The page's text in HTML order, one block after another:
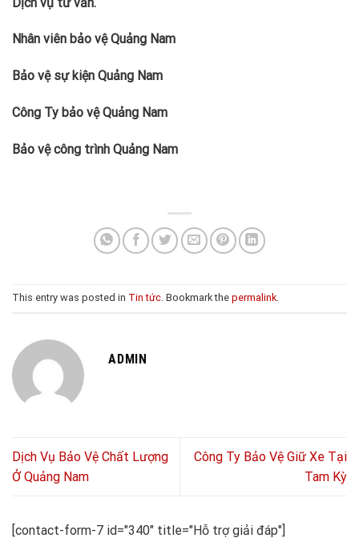
Nhân viên bảo vệ Quảng Nam
Bảo vệ sự kiện Quảng Nam
Công Ty bảo vệ Quảng Nam
Bảo vệ công trình Quảng Nam
This entry was posted in Tin tức . Bookmark the permalink
ADMIN
Dịch Vụ Bảo Vệ Chất Lượng
Ở Quảng Nam
Công Ty Bảo Vệ Giữ Xe Tại
Tam Kỳ
[contact-form-7 id="340" title="Hỗ trợ giải đáp"]